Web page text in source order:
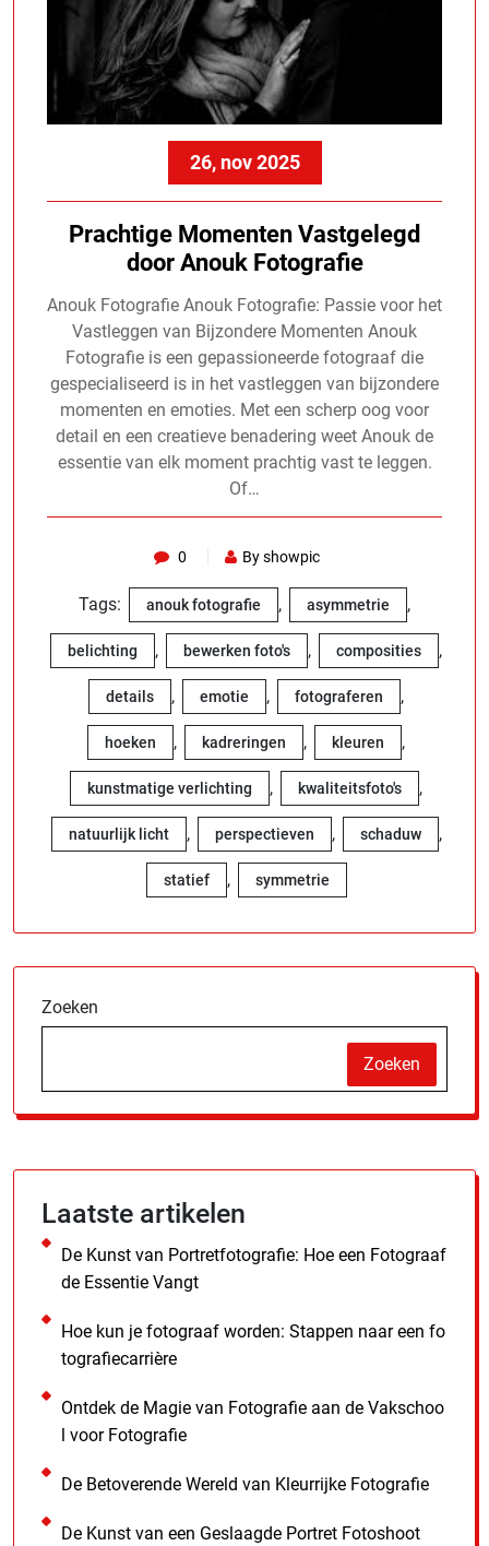
26, nov 2025
Prachtige Momenten Vastgelegd
door Anouk Fotografie
Anouk Fotografie Anouk Fotografie: Passie voor het
Vastleggen van Bijzondere Momenten Anouk
Fotografie is een gepassioneerde fotograaf die
gespecialiseerd is in het vastleggen van bijzondere
momenten en emoties. Met een scherp oog voor
detail en een creatieve benadering weet Anouk de
essentie van elk moment prachtig vast te leggen.
Of…
0 By showpic
Tags: anouk fotografie , asymmetrie ,
belichting , bewerken foto's , composities ,
details , emotie , fotograferen ,
hoeken , kadreringen , kleuren ,
kunstmatige verlichting , kwaliteitsfoto's ,
natuurlijk licht , perspectieven , schaduw ,
statief , symmetrie
Zoeken
Zoeken
Laatste artikelen
De Kunst van Portretfotografie: Hoe een Fotograaf
de Essentie Vangt
Hoe kun je fotograaf worden: Stappen naar een fo
tografiecarrière
Ontdek de Magie van Fotografie aan de Vakschoo
l voor Fotografie
De Betoverende Wereld van Kleurrijke Fotografie
De Kunst van een Geslaagde Portret Fotoshoot